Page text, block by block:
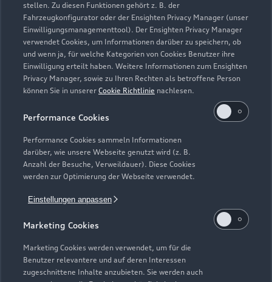
stellen. Zu diesen Funktionen gehört z. B. der
Fahrzeugkonfigurator oder der Ensighten Privacy Manager (unser
Einwilligungsmanagementtool). Der Ensighten Privacy Manager
verwendet Cookies, um Informationen darüber zu speichern, ob
und wenn ja, für welche Kategorien von Cookies Benutzer ihre
Einwilligung erteilt haben. Weitere Informationen zum Ensighten
Privacy Manager, sowie zu Ihren Rechten als betroffene Person
können Sie in unserer Cookie Richtlinie nachlesen.
Performance Cookies
Performance Cookies sammeln Informationen
darüber, wie unsere Webseite genutzt wird (z. B.
Anzahl der Besuche, Verweildauer). Diese Cookies
werden zur Optimierung der Webseite verwendet.
Einstellungen anpassen
Marketing Cookies
Marketing Cookies werden verwendet, um für die
Benutzer relevantere und auf deren Interessen
zugeschnittene Inhalte anzubieten. Sie werden auch
Zurück nach oben
Modelle
Elektromodelle
Plug-in-Hybride
Neuwagensuche
Gebrauchtwagensuche
Geschäftskunden
Service & Zubehör
Saisonale Angebote
Audi Services
Garantie
Audi digital services
myAudi
Support
Audi Code
Über Audi
Unternehmen
Karriere